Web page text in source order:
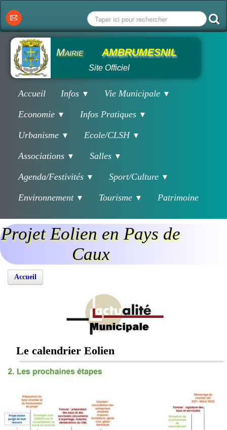
Mairie AMBRUMESNIL
Site Officiel
Accueil Infos ▼ Vie Municipale ▼
Economie ▼ Infos Pratiques ▼
Urbanisme ▼ Ecole/CLSH ▼
Associations ▼ Salles ▼
Agenda/Festivités ▼ Sport/Culture ▼
Environnement ▼ Tourisme ▼ Patrimoine
Projet Eolien en Pays de
Caux
Accueil
Le calendrier Eolien